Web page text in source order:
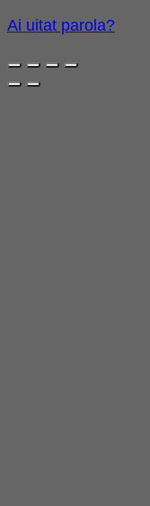
Ai uitat parola?